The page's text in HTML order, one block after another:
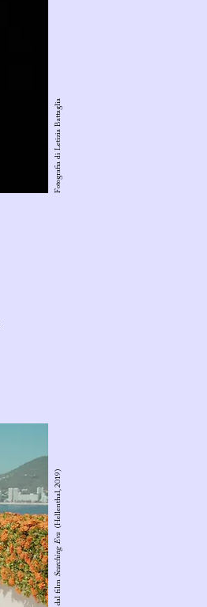
Fotografia di Letizia Battaglia
Searching Eva
(Hellenthal, 2019)